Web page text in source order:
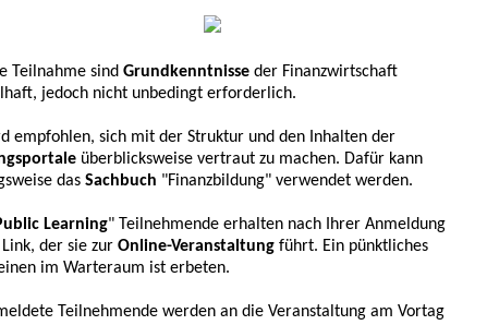
Teilnahme sind Grundkenntnisseder Finanzwirtschaft
jedoch nicht unbedingt erforderlich.
empfohlen, sich mit der Struktur und den Inhalten der
überblicksweise vertraut zu machen. Dafür kann
das Sachbuch "Finanzbildung" verwendet werden.
Learning" Teilnehmende erhalten nach Ihrer Anmeldung
der sie zur Online-Veranstaltungführt. Ein pünktliches
im Warteraum ist erbeten.
Teilnehmende werden an die Veranstaltung am Vortag